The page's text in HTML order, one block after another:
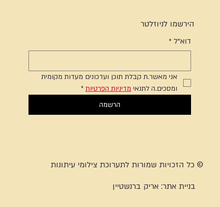
הירשמו לניוזלטר
דוא"ל *
אני מאשר.ת קבלת תוכן ועדכונים מעדות מקומית
ומסכים.ה לתנאי מדיניות הפרטיות *
הרשמה
© כל הזכויות שמורות לתערוכת צילומי עיתונות
בניית אתר:אריק ברנשטיין